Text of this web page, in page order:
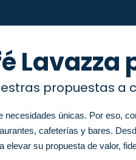
Lavazza
propuestas a
únicas. Por eso,
cafeterías y bares.
su propuesta de valor,